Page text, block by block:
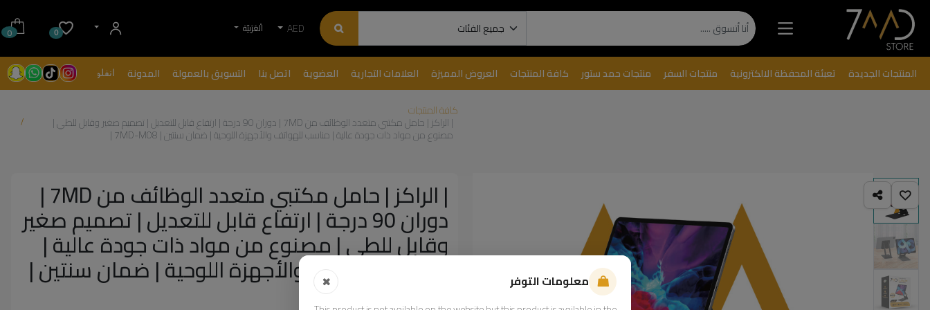
AED الْعَرَبيّة 0
0
المنتجات الجديدة تعبئة المحفظة الالكترونية منتجات السفر منتجات حمد ستور كافة المنتجات العروض المميزة العلامات التجارية العضوية اتصل بنا التسويق بالعمولة المدونة انفلونسرز
كافة المنتجات
| الراكز | حامل مكتبي متعدد الوظائف من 7MD | دوران 90 درجة | ارتفاع قابل للتعديل | تصميم صغير وقابل للطي |
مصنوع من مواد ذات جودة عالية | مناسب للهواتف والأجهزة اللوحية | ضمان سنتين | 7MD-M08 |
| الراكز | حامل مكتبي متعدد الوظائف من 7MD |
دوران 90 درجة | ارتفاع قابل للتعديل | تصميم صغير
وقابل للطي | مصنوع من مواد ذات جودة عالية |
مناسب للهواتف والأجهزة اللوحية | ضمان سنتين | معلومات التوفر